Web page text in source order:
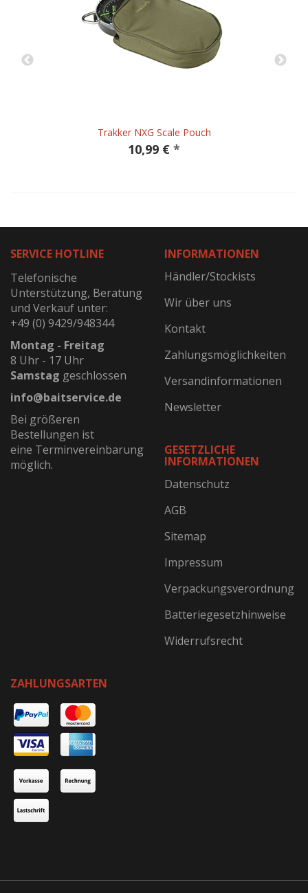
Trakker NXG Scale Pouch
10,99 € *
SERVICE HOTLINE
Telefonische
Unterstützung, Beratung
und Verkauf unter:
+49 (0) 9429/948344
Montag - Freitag
8 Uhr - 17 Uhr
Samstag geschlossen
info@baitservice.de
Bei größeren
Bestellungen ist
eine Terminvereinbarung
möglich.
INFORMATIONEN
Händler/Stockists
Wir über uns
Kontakt
Zahlungsmöglichkeiten
Versandinformationen
Newsletter
GESETZLICHE
INFORMATIONEN
Datenschutz
AGB
Sitemap
Impressum
Verpackungsverordnung
Batteriegesetzhinweise
Widerrufsrecht
ZAHLUNGSARTEN